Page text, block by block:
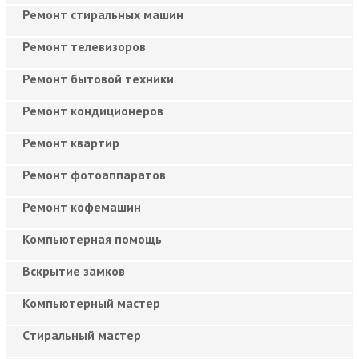
Ремонт стиральных машин
Ремонт телевизоров
Ремонт бытовой техники
Ремонт кондиционеров
Ремонт квартир
Ремонт фотоаппаратов
Ремонт кофемашин
Компьютерная помощь
Вскрытие замков
Компьютерный мастер
Cтиральный мастер